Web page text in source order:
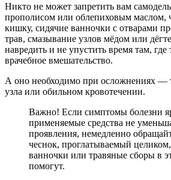
Никто не может запретить вам
прополисом или облепиховым маслом,
кишку, сидячие ванночки с отварами
трав, смазывание узлов мёдом или
навредить и не упустить время там, где
врачебное вмешательство.
А оно необходимо при осложнениях —
узла или обильном кровотечении.
Важно! Если симптомы болезни
применяемые средства не
проявления, немедленно
чеснок, проглатываемый
ванночки или травяные сборы в
помогут.